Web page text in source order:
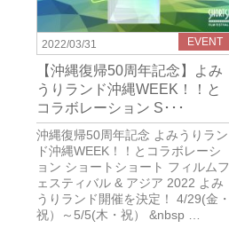
2022/03/31 EVENT
【沖縄復帰50周年記念】よみ
うりランド沖縄WEEK！！と
コラボレーション S･･･
沖縄復帰50周年記念 よみうりラン
ド沖縄WEEK！！とコラボレーシ
ョン ショートショート フィルムフ
ェスティバル & アジア 2022 よみ
うりランド開催を決定！ 4/29(金・
祝）～5/5(木・祝） &nbsp …